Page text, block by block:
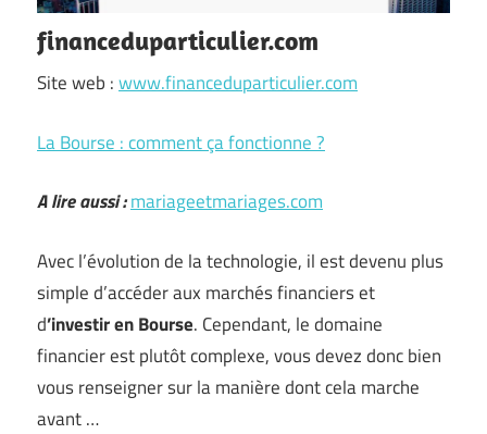
financeduparticulier.com
Site web :www.financeduparticulier.com
La Bourse : comment ça fonctionne ?
A lire aussi :mariageetmariages.com
Avec l’évolution de la technologie, il est devenu plus
simple d’accéder aux marchés financiers et
d’investir en Bourse. Cependant, le domaine
financier est plutôt complexe, vous devez donc bien
vous renseigner sur la manière dont cela marche
avant …